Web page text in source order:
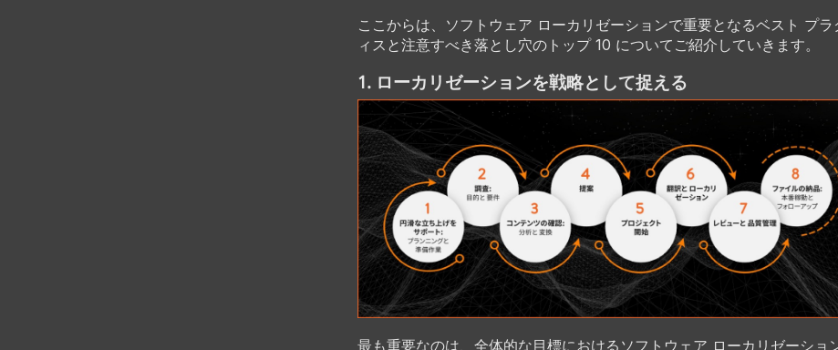
ここからは、ソフトウェア ローカリゼーションで重要となるベスト プラ
ィスと注意すべき落とし穴のトップ 10 についてご紹介していきます。
1. ローカリゼーションを戦略として捉える
最も重要なのは、全体的な目標におけるソフトウェア ローカリゼーショ